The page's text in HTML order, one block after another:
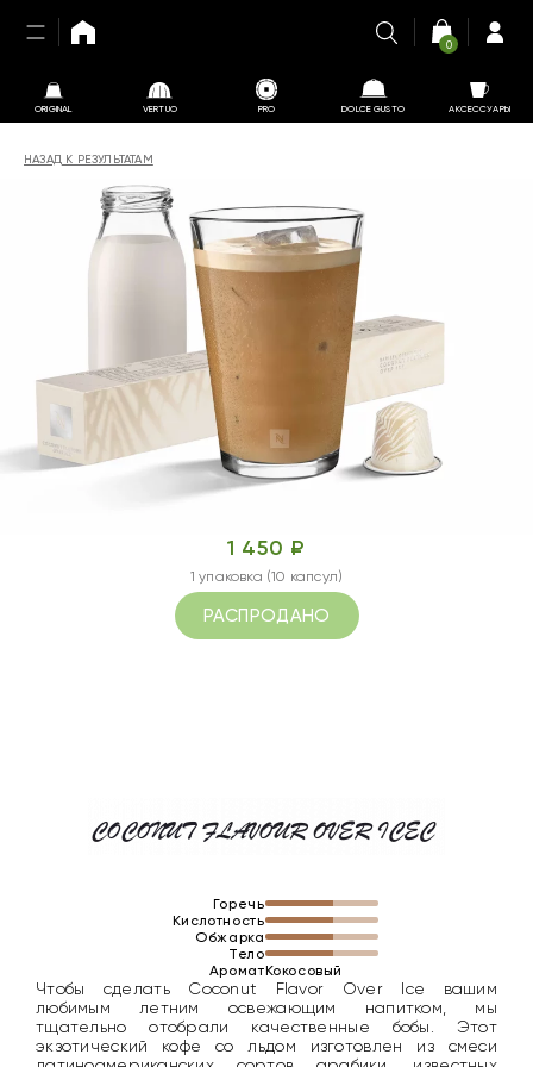
ORIGINAL VERTUO PRO DOLCE GUSTO АКСЕССУАРЫ
0
НАЗАД К РЕЗУЛЬТАТАМ
1 450 ₽
1 упаковка (10 капсул)
РАСПРОДАНО
Горечь
Кислотность
Обжарка
Тело
АроматКокосовый
Чтобы сделать Coconut Flavor Over Ice вашим
любимым летним освежающим напитком, мы
тщательно отобрали качественные бобы. Этот
экзотический кофе со льдом изготовлен из смеси